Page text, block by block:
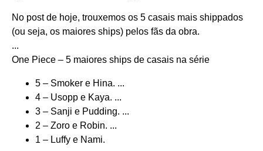
No post de hoje, trouxemos os 5 casais mais shippados
(ou seja, os maiores ships) pelos fãs da obra.
...
One Piece – 5 maiores ships de casais na série
5 – Smoker e Hina. ...
4 – Usopp e Kaya. ...
3 – Sanji e Pudding. ...
2 – Zoro e Robin. ...
1 – Luffy e Nami.